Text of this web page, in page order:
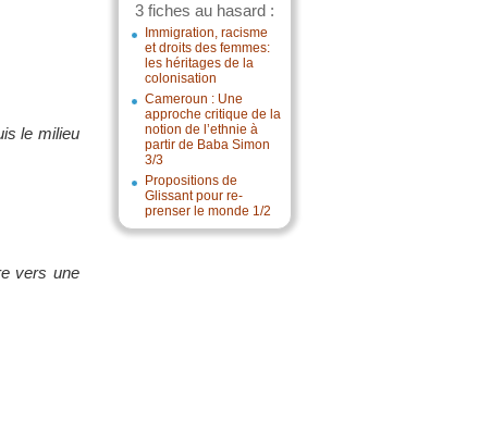
3 fiches au hasard :
Immigration, racisme
et droits des femmes:
les héritages de la
colonisation
Cameroun : Une
approche critique de la
notion de l’ethnie à
partir de Baba Simon
3/3
Propositions de
Glissant pour re-
prenser le monde 1/2
le milieu
vers une